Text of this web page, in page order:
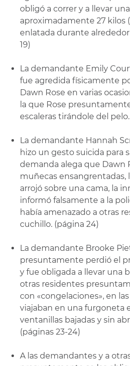
obligó a correr y a llevar
aproximadamente 27 kilos
enlatada durante
19)
La demandante Emily
fue agredida físicamente
Dawn Rose en varias
la que Rose
escaleras tirándole del pelo.
La demandante Hannah
hizo un gesto suicida para
demanda alega que Dawn
muñecas ensangrentadas,
arrojó sobre una cama, la
informó falsamente a la
había amenazado a otras
cuchillo. (página 24)
La demandante Brooke
presuntamente perdió el
y fue obligada a llevar una
otras residentes
con «congelaciones», en
viajaban en una furgoneta
ventanillas bajadas y sin
(páginas 23-24)
A las demandantes y a